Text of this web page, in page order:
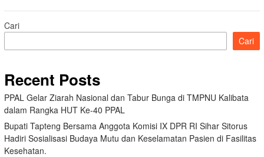
Cari
Cari
Recent Posts
PPAL Gelar Ziarah Nasional dan Tabur Bunga di TMPNU Kalibata
dalam Rangka HUT Ke-40 PPAL
Bupati Tapteng Bersama Anggota Komisi IX DPR RI Sihar Sitorus
Hadiri Sosialisasi Budaya Mutu dan Keselamatan Pasien di Fasilitas
Kesehatan.